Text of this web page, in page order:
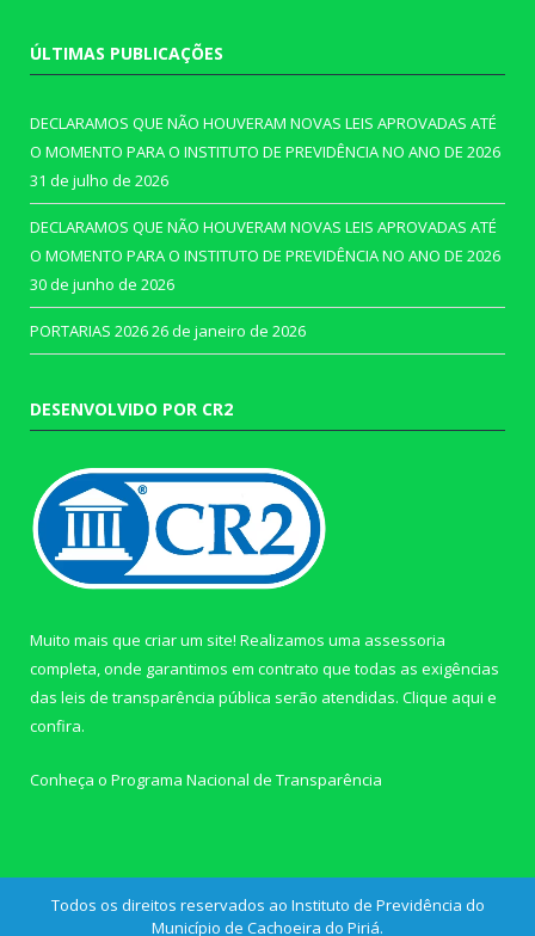
ÚLTIMAS PUBLICAÇÕES
DECLARAMOS QUE NÃO HOUVERAM NOVAS LEIS APROVADAS ATÉ
O MOMENTO PARA O INSTITUTO DE PREVIDÊNCIA NO ANO DE 2026
31 de julho de 2026
DECLARAMOS QUE NÃO HOUVERAM NOVAS LEIS APROVADAS ATÉ
O MOMENTO PARA O INSTITUTO DE PREVIDÊNCIA NO ANO DE 2026
30 de junho de 2026
PORTARIAS 202626 de janeiro de 2026
DESENVOLVIDO POR CR2
Muito mais que criar um site! Realizamos uma assessoria
completa, onde garantimos em contrato que todas as exigências
das leis de transparência pública serão atendidas. Clique aqui e
confira.
Conheça o Programa Nacional de Transparência
Todos os direitos reservados ao Instituto de Previdência do
Município de Cachoeira do Piriá.